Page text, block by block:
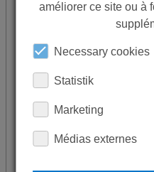
améliorer ce site ou à
Necessary cookies
Statistik
Marketing
Médias externes